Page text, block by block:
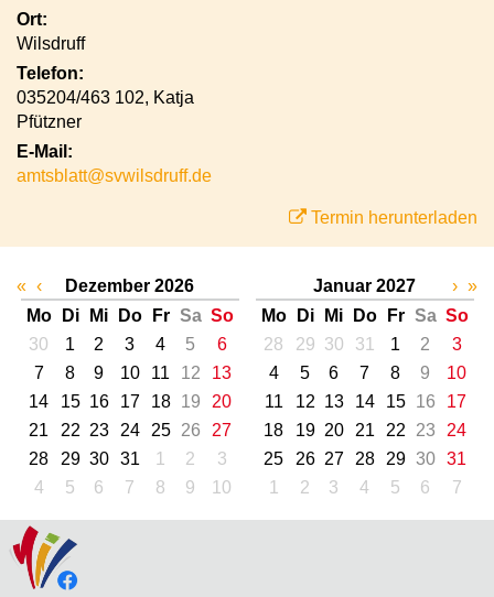
Ort:
Wilsdruff
Telefon:
035204/463 102, Katja
Pfützner
E-Mail:
amtsblatt@svwilsdruff.de
Termin herunterladen
« ‹
Dezember 2026
Mo
Di Mi Do Fr Sa So
30
1 2 3 4 5
6
7
8 9 10 11 12
13
14
15 16 17 18 19
20
21
22 23 24 25 26
27
28
29 30 31 1 2
3
4
5 6 7 8 9 10
Januar 2027
Mo
Di Mi Do Fr Sa So
28
29 30 31 1 2
3
4
5 6 7 8 9
10
11
12 13 14 15 16
17
18
19 20 21 22 23
24
25
26 27 28 29 30
31
1
2 3 4 5 6 7
› »